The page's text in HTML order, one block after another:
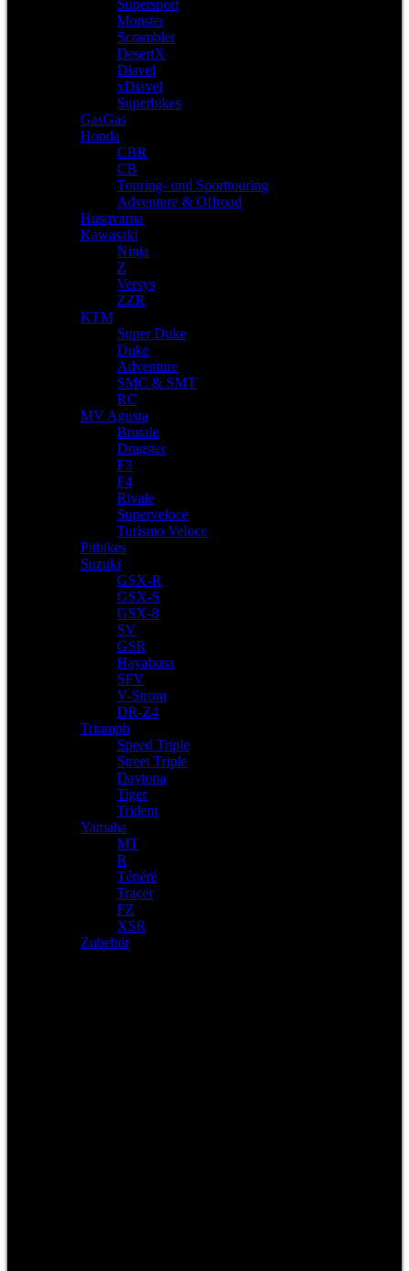
Supersport
Monster
Scrambler
DesertX
Diavel
xDiavel
Superbikes
GasGas
Honda
CBR
CB
Touring- und Sporttouring
Adventure & Offroad
Husqvarna
Kawasaki
Ninja
Z
Versys
ZZR
KTM
Super Duke
Duke
Adventure
SMC & SMT
RC
MV Agusta
Brutale
Dragster
F3
F4
Rivale
Superveloce
Turismo Veloce
Pitbikes
Suzuki
GSX-R
GSX-S
GSX-8
SV
GSR
Hayabusa
SFV
V-Strom
DR-Z4
Triumph
Speed Triple
Street Triple
Daytona
Tiger
Trident
Yamaha
MT
R
Ténéré
Tracer
FZ
XSR
Zubehör